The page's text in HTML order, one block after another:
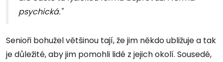
psychická."
Senioři bohužel většinou tají, že jim někdo ubližuje a tak
je důležité, aby jim pomohli lidé z jejich okolí. Sousedé,